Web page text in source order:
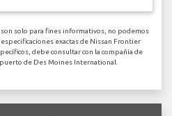
solo para fines informativos, no podemos
exactas de Nissan Frontier
debe consultar con la compañía de
de Des Moines International.